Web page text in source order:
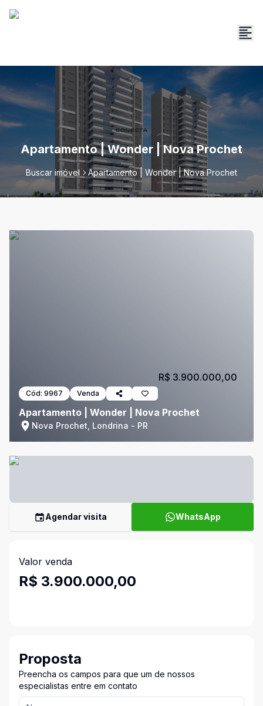
Apartamento | Wonder | Nova Prochet
Buscar imóvel Apartamento | Wonder | Nova Prochet
Cód: 9967 Venda
Apartamento | Wonder | Nova Prochet
Nova Prochet, Londrina - PR
R$ 3.900.000,00
Agendar visita WhatsApp
Valor venda
R$ 3.900.000,00
Proposta
Preencha os campos para que um de nossos
especialistas entre em contato